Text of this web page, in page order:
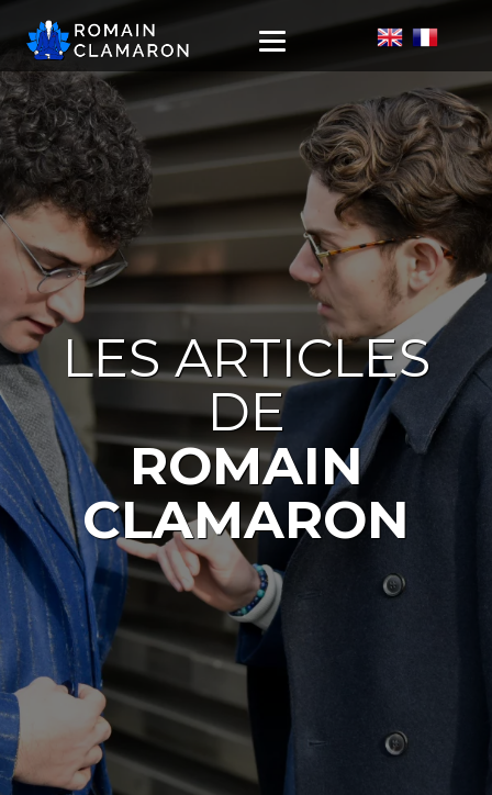
LES ARTICLES
DE
ROMAIN
CLAMARON